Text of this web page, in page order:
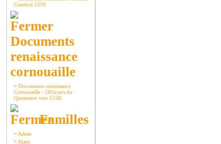
Combrit 1559
Documents
renaissance
cornouaille
¤ Documents renaissance
Cornouaille - Officiers du
Quemenet vers 1530.
Familles
¤ Adam
¤ Alain